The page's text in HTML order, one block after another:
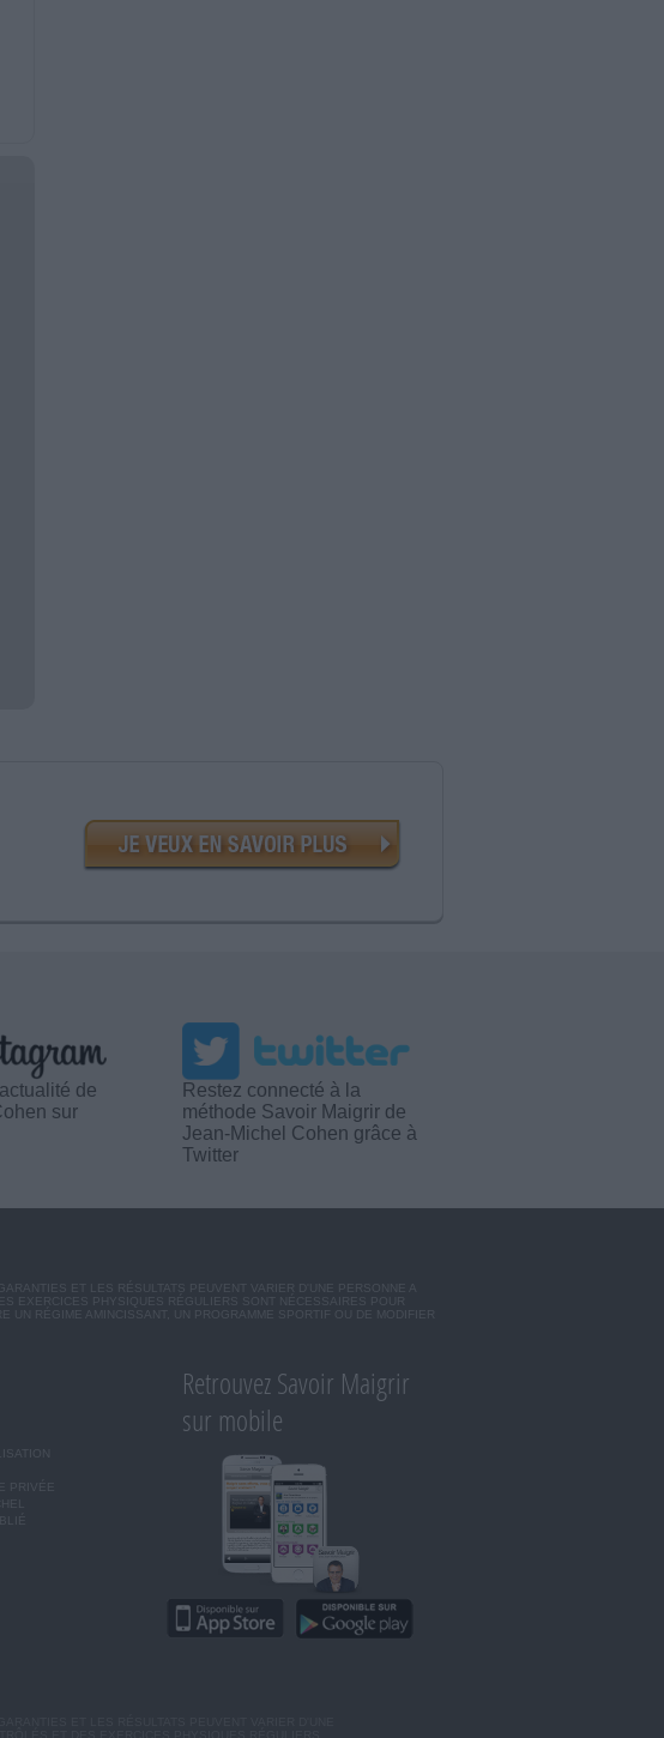
de
sur
Restez connecté à la
méthode Savoir Maigrir de
Jean-Michel Cohen grâce à
Twitter
ET LES RÉSULTATS PEUVENT VARIER D'UNE PERSONNE A
EXERCICES PHYSIQUES RÉGULIERS SONT NÉCESSAIRES POUR
UN RÉGIME AMINCISSANT, UN PROGRAMME SPORTIF OU DE MODIFIER
PRIVÉE
Retrouvez Savoir Maigrir
sur mobile